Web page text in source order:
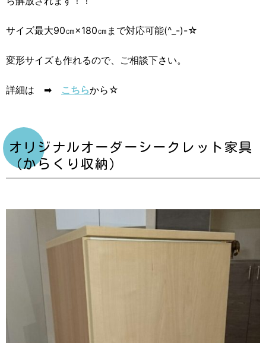
サイズ最大90㎝×180㎝まで対応可能(^_-)-☆
変形サイズも作れるので、ご相談下さい。
詳細は ➡ こちらから☆
オリジナルオーダーシークレット家具
（からくり収納）